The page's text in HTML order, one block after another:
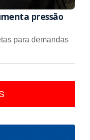
pressão
para demandas